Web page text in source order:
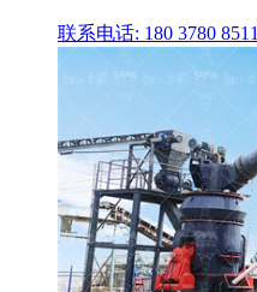
联系电话: 180 3780 8511